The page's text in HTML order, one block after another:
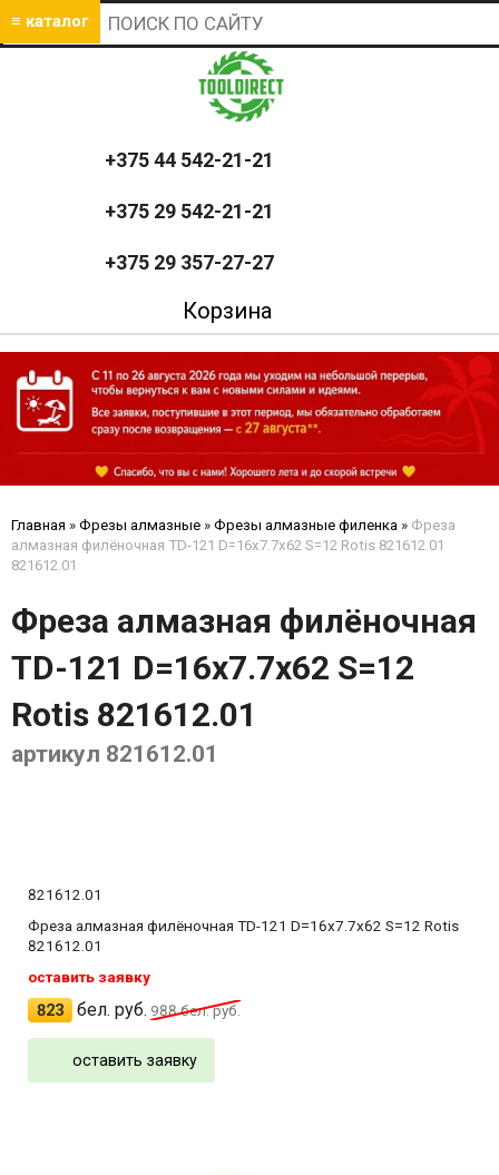
≡ каталог
+375 44 542-21-21
+375 29 542-21-21
+375 29 357-27-27
Корзина
Главная » Фрезы алмазные » Фрезы алмазные филенка » Фреза
алмазная филёночная TD-121 D=16x7.7x62 S=12 Rotis 821612.01
821612.01
Фреза алмазная филёночная
TD-121 D=16x7.7x62 S=12
Rotis 821612.01
артикул 821612.01
821612.01
Фреза алмазная филёночная TD-121 D=16x7.7x62 S=12 Rotis
821612.01
оставить заявку
823 бел. руб. 988бел. руб.
оставить заявку